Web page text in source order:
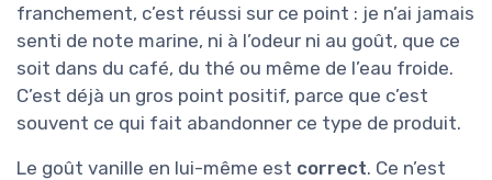
franchement, c’est réussi sur ce point : je n’ai jamais
senti de note marine, ni à l’odeur ni au goût, que ce
soit dans du café, du thé ou même de l’eau froide.
C’est déjà un gros point positif, parce que c’est
souvent ce qui fait abandonner ce type de produit.
Le goût vanille en lui-même est correct. Ce n’est